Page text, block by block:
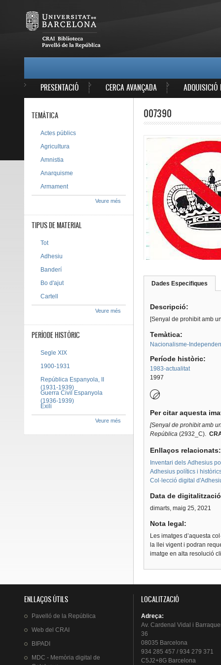
PRESENTACIÓ CERCA AVANÇADA ADQUISICIÓ
007390
Dades Especifiques
Descripció:
[Senyal de prohibit amb
Temàtica:
Nacionalisme-
Període històric:
1983-actualitat
1997
Per citar aquesta
[Senyal de prohibit amb
República(2932_C).
Enllaços
Inventari dels Adhesius
Adhesius polítics i
Col·lecció digital
Data de
dimarts, maig 25, 2021
Nota legal:
Les imatges d’aquesta
la llei vigent i podran
imatge en alta resolució
TEMÀTICA
Actes públics
Agricultura
Amnistia
Anarquisme
Armament
Veure més
TIPUS DE MATERIAL
Tot
Adhesiu
Banderí
Bo d'ajut
Cartell
Veure més
PERÍODE HISTÒRIC
Segle XIX
1900-1931
República Espanyola, II
(1931-1939)
Guerra Civil Espanyola
(1936-1939)
Exili
Veure més
ENLLAÇOS ÚTILS
Pavelló de la República
Web del CRAI
BIPADI
MDC - Memòria digital de
LOCALITZACIÓ
Adreça:
Av. Cardenal Vidal i
36
08035 Barcelona
934 285 457 / 934 279 371
C5J2+8G Barcelona